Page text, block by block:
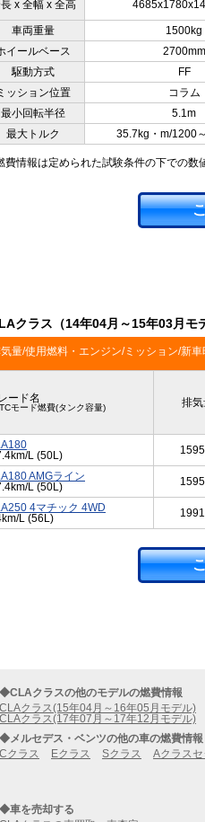
x 全幅 x 全高
車両重量 1500kg
イールベース
2700mm
駆動方式
FF
ッション位置
コラム
最小回転半径
5.1m
最大トルク
35.7kg・m/1200
情報は定められた試験条件の下での数
クラス（14年04月～15年03月モ
量/使用燃料・エンジン/ミッション/新車
ード名
モード燃費(タンク容量) 排気
L (50L)
AMGライン
L (50L)
4マチック 4WD
L (56L)
◆CLAクラスの他のモデルの燃費情報
CLAクラス(15年04月～16年05月モデル)
CLAクラス(17年07月～17年12月モデル)
◆メルセデス・ベンツの他の車の燃費情報
Cクラス
Eクラス Sクラス Aクラスセ
◆車を売却する